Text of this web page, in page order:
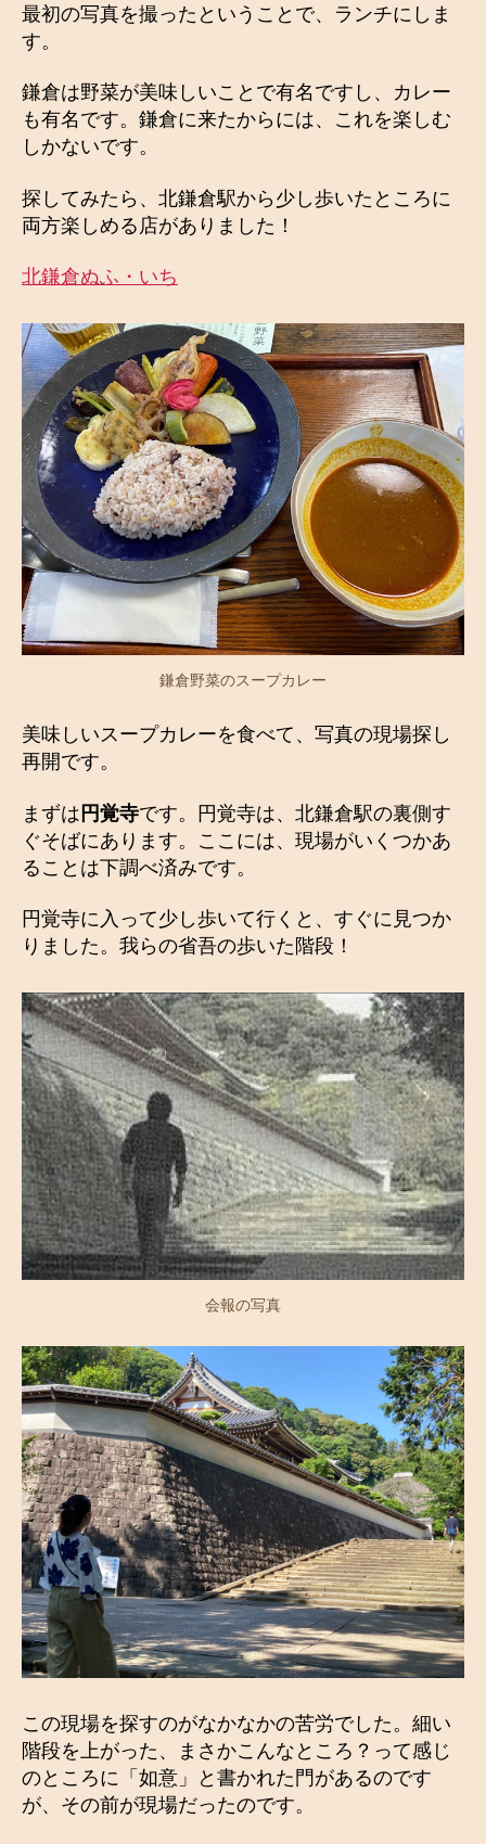
最初の写真を撮ったということで、ランチにしま
す。
鎌倉は野菜が美味しいことで有名ですし、カレー
も有名です。鎌倉に来たからには、これを楽しむ
しかないです。
探してみたら、北鎌倉駅から少し歩いたところに
両方楽しめる店がありました！
北鎌倉ぬふ・いち
鎌倉野菜のスープカレー
美味しいスープカレーを食べて、写真の現場探し
再開です。
まずは 円覚寺です。円覚寺は、北鎌倉駅の裏側す
ぐそばにあります。ここには、現場がいくつかあ
ることは下調べ済みです。
円覚寺に入って少し歩いて行くと、すぐに見つか
りました。我らの省吾の歩いた階段！
会報の写真
この現場を探すのがなかなかの苦労でした。細い
階段を上がった、まさかこんなところ？って感じ
のところに「如意」と書かれた門があるのです
が、その前が現場だったのです。